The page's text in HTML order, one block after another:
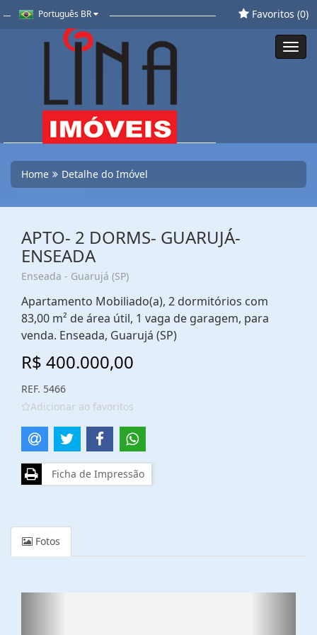
Português BR Favoritos (0)
Home Detalhe do Imóvel
APTO- 2 DORMS- GUARUJÁ-
ENSEADA
Enseada - Guarujá (SP)
Apartamento Mobiliado(a), 2 dormitórios com
83,00 m² de área útil, 1 vaga de garagem, para
venda. Enseada, Guarujá (SP)
R$ 400.000,00
REF. 5466
Adicionar ao favoritos
Ficha de Impressão
Fotos